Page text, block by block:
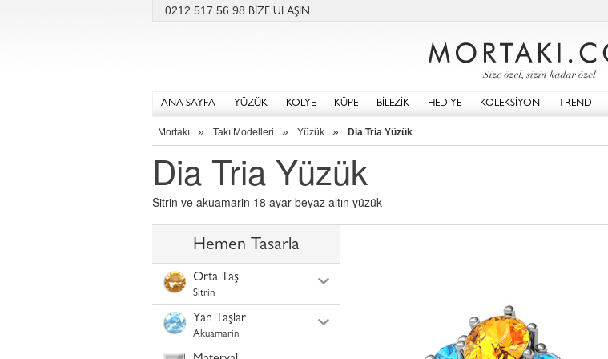
0212 517 56 98 BİZE ULAŞIN
ANA SAYFA YÜZÜK KOLYE KÜPE BİLEZİK HEDİYE KOLEKSİYON TREND
Mortakı » Takı Modelleri » Yüzük » Dia Tria Yüzük
Dia Tria Yüzük
Sitrin ve akuamarin 18 ayar beyaz altın yüzük
Hemen Tasarla
Orta Taş
Sitrin
Yan Taşlar
Akuamarin